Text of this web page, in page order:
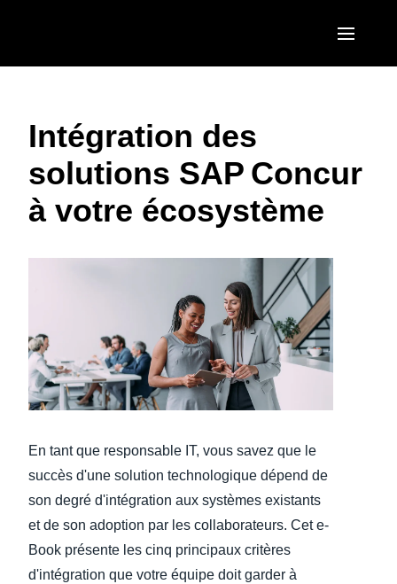
United States (English)
Canada (English)
Canada (Français)
EUROPE
United Kingdom (English)
France (Français)
Italia (Italiano)
Nederlands (English)
Sweden (English)
Denmark (English)
Belgium (English)
España (Español)
Norway (English)
ASIA PACIFIC
Australia (English)
日本（日本語)
Singapore (English)
Intégration des
solutions SAP Concur
à votre écosystème
En tant que responsable IT, vous savez que le
succès d'une solution technologique dépend de
son degré d'intégration aux systèmes existants
et de son adoption par les collaborateurs. Cet e-
Book présente les cinq principaux critères
d'intégration que votre équipe doit garder à